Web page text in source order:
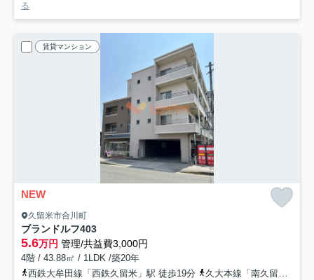
る
賃貸マンション
NEW
久留米市合川町
ブランドルフ403
5.6万円 管理/共益費3,000円
4階 / 43.88㎡ / 1LDK /築20年
西鉄大牟田線「西鉄久留米」駅 徒歩19分
久大本線「南久留米」駅 徒歩20分